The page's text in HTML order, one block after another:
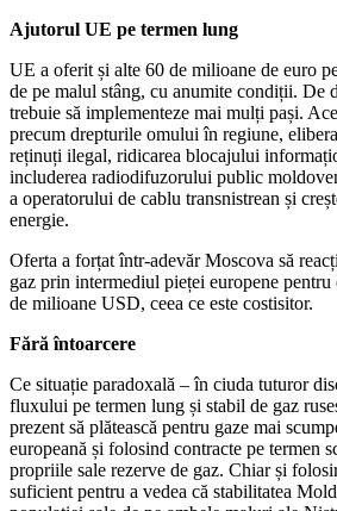
Ajutorul UE pe termen lung
UE a oferit și alte 60 de milioane de euro
de pe malul stâng, cu anumite condiții. De
trebuie să implementeze mai mulți pași.
precum drepturile omului în regiune,
reținuți ilegal, ridicarea blocajului
includerea radiodifuzorului public
a operatorului de cablu transnistrean și
energie.
Oferta a forțat într-adevăr Moscova să
gaz prin intermediul pieței europene
de milioane USD, ceea ce este costisitor.
Fără întoarcere
Ce situație paradoxală – în ciuda tuturor
fluxului pe termen lung și stabil de gaz
prezent să plătească pentru gaze mai
europeană și folosind contracte pe termen
propriile sale rezerve de gaz. Chiar și
suficient pentru a vedea că stabilitatea